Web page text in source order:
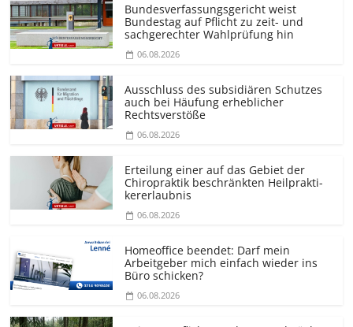
Bundesver­fassungsgericht weist
Bundestag auf Pflicht zu zeit- und
sachgerechter Wahlprüfung hin
06.08.2026
Ausschluss des subsidiären Schutzes
auch bei Häufung erheblicher
Rechtsverstöße
06.08.2026
Erteilung einer auf das Gebiet der
Chiropraktik beschränkten Heilprakti­
kererlaubnis
06.08.2026
Homeoffice beendet: Darf mein
Arbeitgeber mich einfach wieder ins
Büro schicken?
06.08.2026